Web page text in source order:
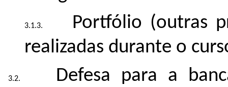
Portfólio (outras
realizadas durante o
Defesa para a